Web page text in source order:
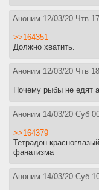
Аноним 12/03/20 Чтв
>>164351
Должно хватить.
Аноним 12/03/20 Чтв
Почему рыбы не едят
Аноним 14/03/20 Суб
>>164379
Тетрадон
фанатизма
Аноним 14/03/20 Суб